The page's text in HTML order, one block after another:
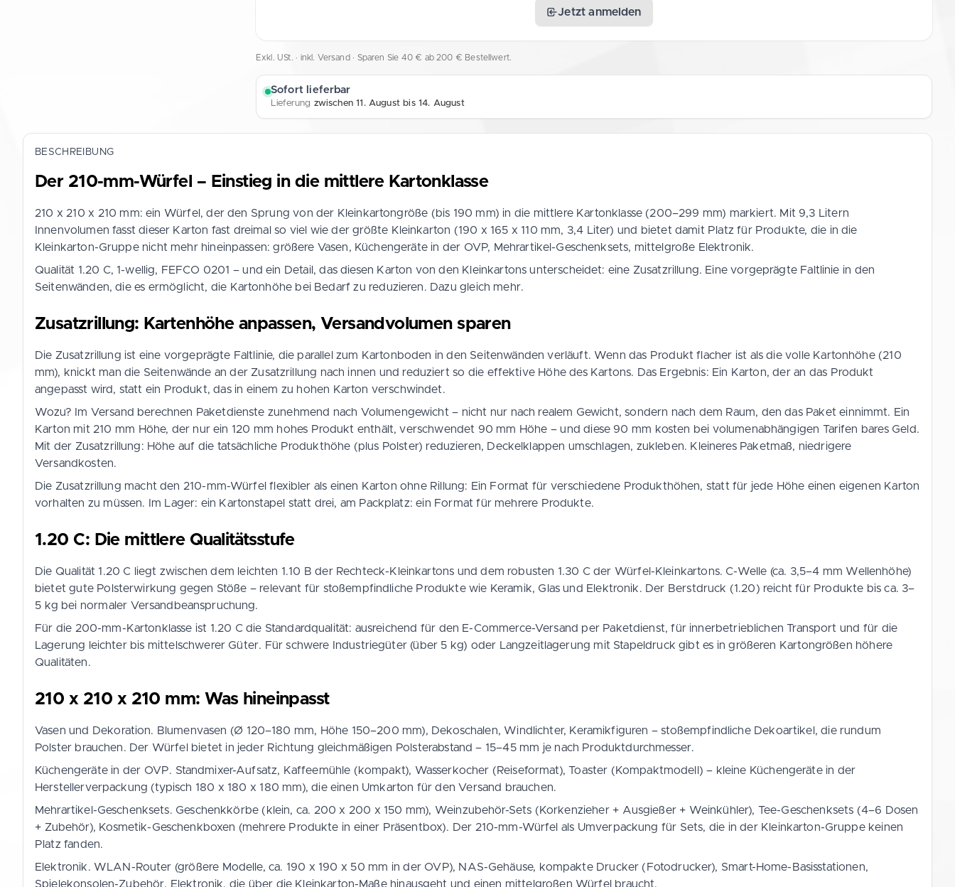
Jetzt anmelden
Exkl. USt. · inkl. Versand· Sparen Sie 40 € ab 200 € Bestellwert.
Sofort lieferbar
Lieferung zwischen 11. August bis 14. August
BESCHREIBUNG
Der 210-mm-Würfel – Einstieg in die mittlere Kartonklasse
210 x 210 x 210 mm: ein Würfel, der den Sprung von der Kleinkartongröße (bis 190 mm) in die mittlere Kartonklasse (200–299 mm) markiert. Mit 9,3 Litern
Innenvolumen fasst dieser Karton fast dreimal so viel wie der größte Kleinkarton (190 x 165 x 110 mm, 3,4 Liter) und bietet damit Platz für Produkte, die in die
Kleinkarton-Gruppe nicht mehr hineinpassen: größere Vasen, Küchengeräte in der OVP, Mehrartikel-Geschenksets, mittelgroße Elektronik.
Qualität 1.20 C, 1-wellig, FEFCO 0201 – und ein Detail, das diesen Karton von den Kleinkartons unterscheidet: eine Zusatzrillung. Eine vorgeprägte Faltlinie in den
Seitenwänden, die es ermöglicht, die Kartonhöhe bei Bedarf zu reduzieren. Dazu gleich mehr.
Zusatzrillung: Kartenhöhe anpassen, Versandvolumen sparen
Die Zusatzrillung ist eine vorgeprägte Faltlinie, die parallel zum Kartonboden in den Seitenwänden verläuft. Wenn das Produkt flacher ist als die volle Kartonhöhe (210
mm), knickt man die Seitenwände an der Zusatzrillung nach innen und reduziert so die effektive Höhe des Kartons. Das Ergebnis: Ein Karton, der an das Produkt
angepasst wird, statt ein Produkt, das in einem zu hohen Karton verschwindet.
Wozu? Im Versand berechnen Paketdienste zunehmend nach Volumengewicht – nicht nur nach realem Gewicht, sondern nach dem Raum, den das Paket einnimmt. Ein
Karton mit 210 mm Höhe, der nur ein 120 mm hohes Produkt enthält, verschwendet 90 mm Höhe – und diese 90 mm kosten bei volumenabhängigen Tarifen bares Geld.
Mit der Zusatzrillung: Höhe auf die tatsächliche Produkthöhe (plus Polster) reduzieren, Deckelklappen umschlagen, zukleben. Kleineres Paketmaß, niedrigere
Versandkosten.
Die Zusatzrillung macht den 210-mm-Würfel flexibler als einen Karton ohne Rillung: Ein Format für verschiedene Produkthöhen, statt für jede Höhe einen eigenen Karton
vorhalten zu müssen. Im Lager: ein Kartonstapel statt drei, am Packplatz: ein Format für mehrere Produkte.
1.20 C: Die mittlere Qualitätsstufe
Die Qualität 1.20 C liegt zwischen dem leichten 1.10 B der Rechteck-Kleinkartons und dem robusten 1.30 C der Würfel-Kleinkartons. C-Welle (ca. 3,5–4 mm Wellenhöhe)
bietet gute Polsterwirkung gegen Stöße – relevant für stoßempfindliche Produkte wie Keramik, Glas und Elektronik. Der Berstdruck (1.20) reicht für Produkte bis ca. 3–
5 kg bei normaler Versandbeanspruchung.
Für die 200-mm-Kartonklasse ist 1.20 C die Standardqualität: ausreichend für den E-Commerce-Versand per Paketdienst, für innerbetrieblichen Transport und für die
Lagerung leichter bis mittelschwerer Güter. Für schwere Industriegüter (über 5 kg) oder Langzeitlagerung mit Stapeldruck gibt es in größeren Kartongrößen höhere
Qualitäten.
210 x 210 x 210 mm: Was hineinpasst
Vasen und Dekoration. Blumenvasen (Ø 120–180 mm, Höhe 150–200 mm), Dekoschalen, Windlichter, Keramikfiguren – stoßempfindliche Dekoartikel, die rundum
Polster brauchen. Der Würfel bietet in jeder Richtung gleichmäßigen Polsterabstand – 15–45 mm je nach Produktdurchmesser.
Küchengeräte in der OVP. Standmixer-Aufsatz, Kaffeemühle (kompakt), Wasserkocher (Reiseformat), Toaster (Kompaktmodell) – kleine Küchengeräte in der
Herstellerverpackung (typisch 180 x 180 x 180 mm), die einen Umkarton für den Versand brauchen.
Mehrartikel-Geschenksets. Geschenkkörbe (klein, ca. 200 x 200 x 150 mm), Weinzubehör-Sets (Korkenzieher + Ausgießer + Weinkühler), Tee-Geschenksets (4–6 Dosen
+ Zubehör), Kosmetik-Geschenkboxen (mehrere Produkte in einer Präsentbox). Der 210-mm-Würfel als Umverpackung für Sets, die in der Kleinkarton-Gruppe keinen
Platz fanden.
Elektronik. WLAN-Router (größere Modelle, ca. 190 x 190 x 50 mm in der OVP), NAS-Gehäuse, kompakte Drucker (Fotodrucker), Smart-Home-Basisstationen,
Spielekonsolen-Zubehör. Elektronik, die über die Kleinkarton-Maße hinausgeht und einen mittelgroßen Würfel braucht.